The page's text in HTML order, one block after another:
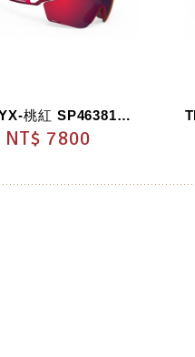
TRALYX-桃紅 SP463812-0000
NT$ 7800